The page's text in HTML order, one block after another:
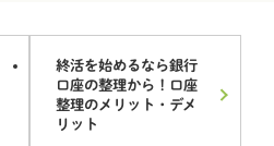
終活を始めるなら銀行
口座の整理から！口座
整理のメリット・デメ
リット